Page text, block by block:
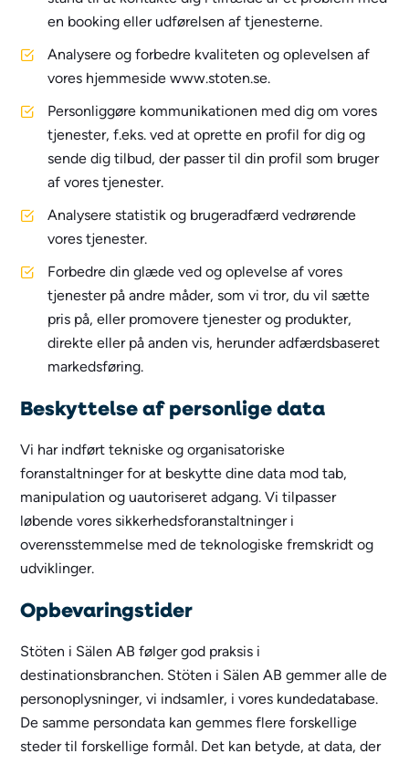
en booking eller udførelsen af tjenesterne.
Analysere og forbedre kvaliteten og oplevelsen af
vores hjemmeside www.stoten.se.
Personliggøre kommunikationen med dig om vores
tjenester, f.eks. ved at oprette en profil for dig og
sende dig tilbud, der passer til din profil som bruger
af vores tjenester.
Analysere statistik og brugeradfærd vedrørende
vores tjenester.
Forbedre din glæde ved og oplevelse af vores
tjenester på andre måder, som vi tror, du vil sætte
pris på, eller promovere tjenester og produkter,
direkte eller på anden vis, herunder adfærdsbaseret
markedsføring.
Beskyttelse af personlige data
Vi har indført tekniske og organisatoriske
foranstaltninger for at beskytte dine data mod tab,
manipulation og uautoriseret adgang. Vi tilpasser
løbende vores sikkerhedsforanstaltninger i
overensstemmelse med de teknologiske fremskridt og
udviklinger.
Opbevaringstider
Stöten i Sälen AB følger god praksis i
destinationsbranchen. Stöten i Sälen AB gemmer alle de
personoplysninger, vi indsamler, i vores kundedatabase.
De samme persondata kan gemmes flere forskellige
steder til forskellige formål. Det kan betyde, at data, der